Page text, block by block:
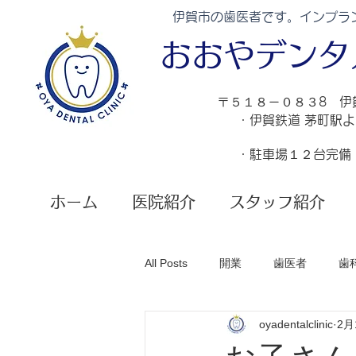
伊賀市の歯医者です。インプ
おおやデン
〒５１８－０８３8 伊
・伊賀鉄道 茅町駅
・駐車場１２台完備
ホーム 医院紹介 スタッフ紹介
All Posts 開業 歯医者 歯
oyadentalclinic 2